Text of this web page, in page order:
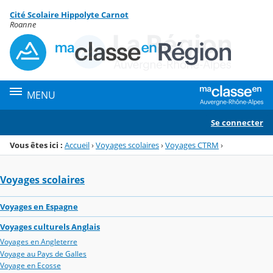
Menu de la rubrique
Contenu
Cité Scolaire Hippolyte Carnot
Roanne
MENU
Se connecter
Vous êtes ici : Accueil›Voyages scolaires›Voyages CTRM ›
Voyages scolaires
Voyages en Espagne
Voyages culturels Anglais
Voyages en Angleterre
Voyage au Pays de Galles
Voyage en Ecosse